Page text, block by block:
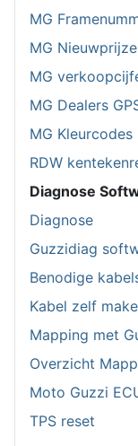
MG
MG
MG
MG Dealers
MG Kleurcodes
RDW
Diagnose
Diagnose
Guzzidiag
Benodige
Kabel zelf
Mapping met
Overzicht
Moto Guzzi
TPS reset